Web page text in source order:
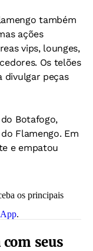
também
ações
vips, lounges,
Os telões
divulgar peças
Botafogo,
Flamengo. Em
e empatou
os principais
.
seus